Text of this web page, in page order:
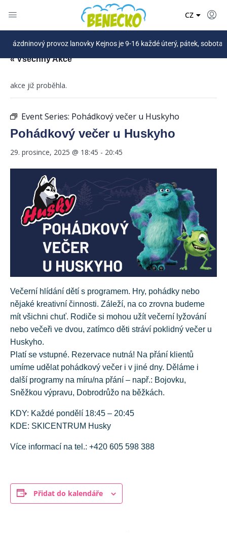
provoz lanovky Kejnos je 9-16 každé úterý, pátek, sobota a
CZ
« Všechny Akce
akce již proběhla.
Event Series: Pohádkový večer u Huskyho
Pohádkový večer u Huskyho
29. prosince, 2025 @ 18:45 - 20:45
Večerní hlídání dětí s programem. Hry, pohádky nebo
nějaké kreativní činnosti. Záleží, na co zrovna budeme
mít všichni chuť. Rodiče si mohou užít večerní lyžování
nebo večeři ve dvou, zatímco děti stráví poklidný večer u
Huskyho.
Platí se vstupné. Rezervace nutná! Na přání klientů
umíme udělat pohádkový večer i v jiné dny. Děláme i
další programy na míru/na přání – např.: Bojovku,
Sněžkou výpravu, Dobrodrůžo na běžkách.
KDY: Každé pondělí 18:45 – 20:45
KDE: SKICENTRUM Husky
Více informací na tel.: +420 605 598 388
Přidat do kalendáře